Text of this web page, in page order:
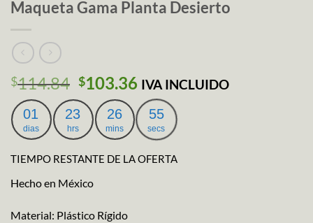
Maqueta Gama Planta Desierto
$114.84 El
precio
original
era:
$103.36El
precio
actual
es:
IVA INCLUIDO
01
dias
23
hrs
26
mins
55
secs
TIEMPO RESTANTE DE LA OFERTA
Hecho en México
Material: Plástico Rígido